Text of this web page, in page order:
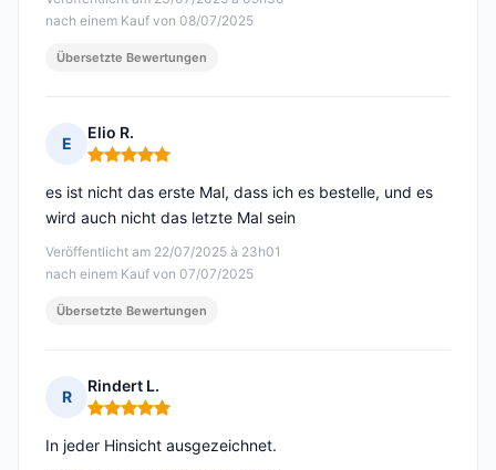
nach einem Kauf von 08/07/2025
Übersetzte Bewertungen
E
Elio R.
Hinweis: 5 von 5
Veröffentlicht am 22/07/2025 à 23h01
nach einem Kauf von 07/07/2025
es ist nicht das erste Mal, dass ich es bestelle, und es
wird auch nicht das letzte Mal sein
Übersetzte Bewertungen
R
Rindert L.
Hinweis: 5 von 5
In jeder Hinsicht ausgezeichnet.